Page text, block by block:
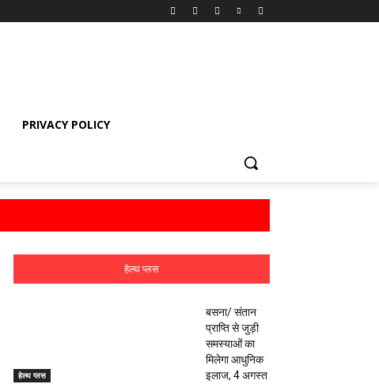
PRIVACY POLICY
हेल्थ प्लस
हेल्थ प्लस
बसना/ संतान
प्राप्ति से जुड़ी
समस्याओं का
मिलेगा आधुनिक
इलाज, 4 अगस्त